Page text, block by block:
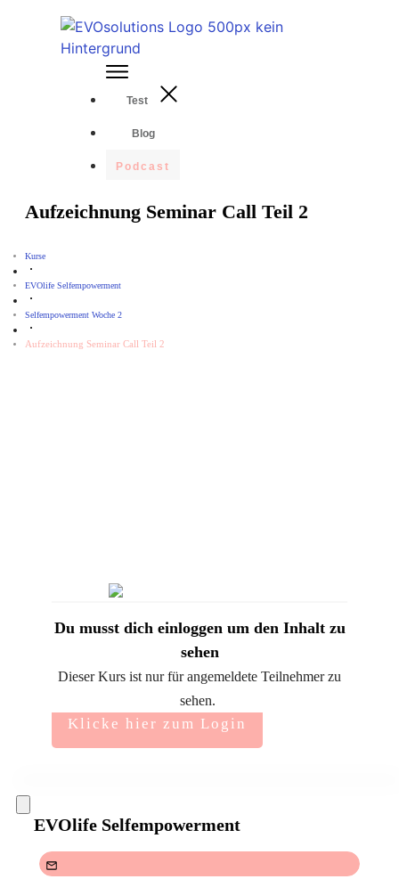
Test
Blog
Podcast
Aufzeichnung Seminar Call Teil 2
Kurse
EVOlife Selfempowerment
Selfempowerment Woche 2
Aufzeichnung Seminar Call Teil 2
Du musst dich einloggen um den Inhalt zu
sehen
Dieser Kurs ist nur für angemeldete Teilnehmer zu
sehen.
Klicke hier zum Login
EVOlife Selfempowerment